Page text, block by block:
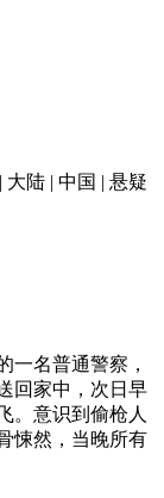
陆 | 中国 | 悬疑
名普通警察，
回家中，次日早
。意识到偷枪人
悚然，当晚所有